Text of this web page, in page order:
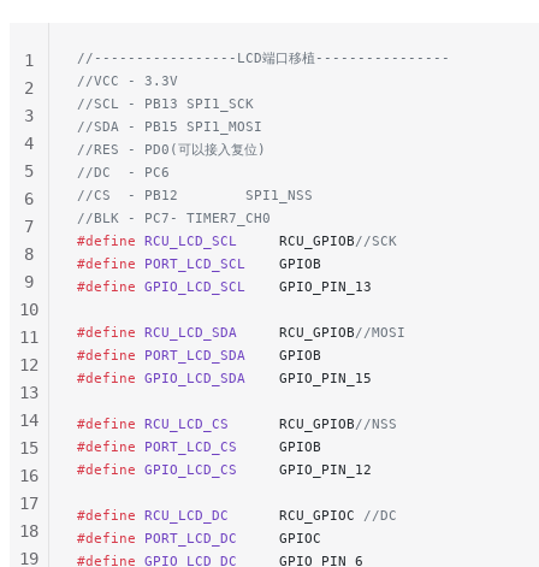
//-----------------LCD端口移植----------------
//VCC - 3.3V
//SCL - PB13 SPI1_SCK
//SDA - PB15 SPI1_MOSI
//RES - PD0(可以接入复位)
//DC  - PC6
//CS  - PB12        SPI1_NSS
//BLK - PC7- TIMER7_CH0
#define RCU_LCD_SCL
     RCU_GPIOB
//SCK
#define PORT_LCD_SCL
    GPIOB
#define GPIO_LCD_SCL
    GPIO_PIN_13
#define RCU_LCD_SDA
     RCU_GPIOB
//MOSI
#define PORT_LCD_SDA
    GPIOB
#define GPIO_LCD_SDA
    GPIO_PIN_15
#define RCU_LCD_CS
      RCU_GPIOB
//NSS
#define PORT_LCD_CS
     GPIOB
#define GPIO_LCD_CS
     GPIO_PIN_12
#define RCU_LCD_DC
      RCU_GPIOC
//DC
#define PORT_LCD_DC
     GPIOC
#define GPIO_LCD_DC
     GPIO_PIN_6
1
2
3
4
5
6
7
8
9
10
11
12
13
14
15
16
17
18
19